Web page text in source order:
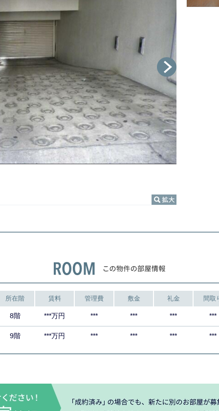
所在階 賃料 管理費 敷金 礼金 間取
8階 ***万円 *** *** *** ***
9階 ***万円 *** *** *** ***